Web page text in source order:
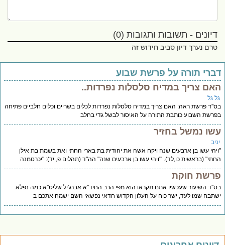
דיונים - תשובות ותגובות (0)
טרם נערך דיון סביב חידוש זה
תורה על פרשת שבוע
צריך במדיח סלסלות נפרדות..
גל
פרשת ראה: האם צריך במדיח סלסלות נפרדות לכלים בשריים וכלים חלביים פתיחה
השבוע כותבת התורה על האיסור לבשל גדי בחלב
נמשל בחזיר
עשו בן ארבעים שנה ויקח אשה את יהודית בת בארי החתי ואת בשמת בת אילן
(בראשית כו,לד). '"ויהי עשו בן ארבעים שנה" הה"ד (תהלים פ, יד): "יכרסמנה
חוקת
השיעור שעכשיו אתם תקראו הוא מפי הרב החיד''א אברג'יל שליט''א כמה נפלא.
שמו לעד, ישר כוח על העלון הקדוש חדאי נפשאי השם ישמח אתכם ב